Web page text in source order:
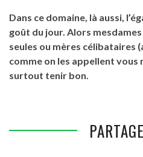
Dans ce domaine, là aussi,
goût du jour. Alors
seules ou mères célibataires
comme on les appellent vous
surtout tenir bon.